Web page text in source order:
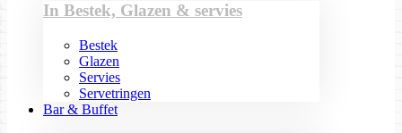
In Bestek, Glazen & servies
Bestek
Glazen
Servies
Servetringen
Bar & Buffet